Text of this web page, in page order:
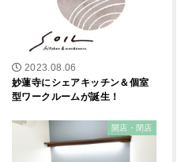
2023.08.06
妙蓮寺にシェアキッチン＆個室
型ワークルームが誕生！
開店・閉店